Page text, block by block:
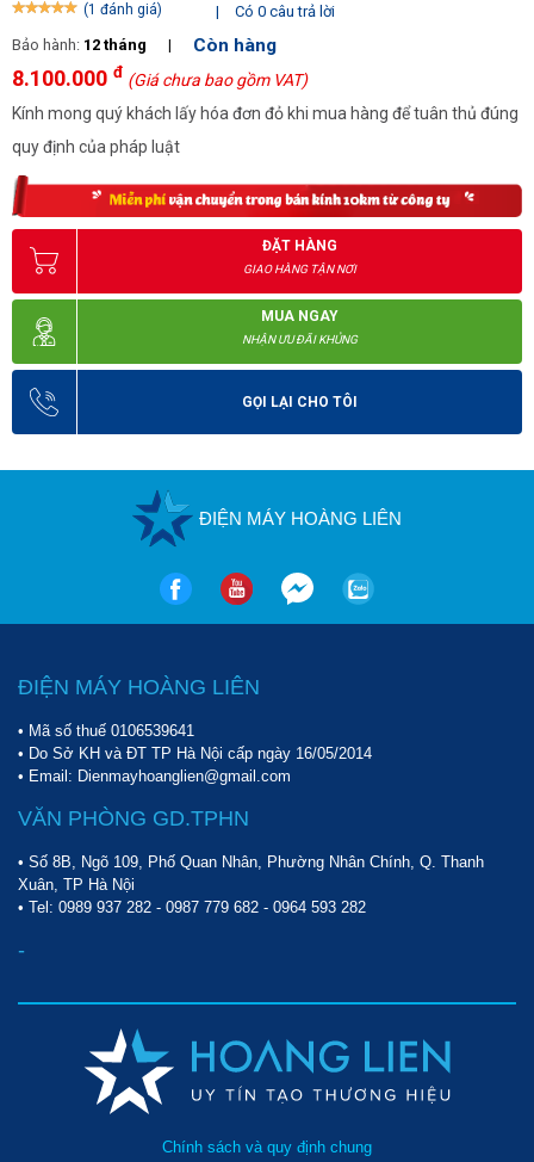
(1 đánh giá) |
Có 0 câu trả lời
Bảo hành: 12 tháng | Còn hàng
8.100.000 đ (Giá chưa bao gồm VAT)
Kính mong quý khách lấy hóa đơn đỏ khi mua hàng để tuân thủ đúng
quy định của pháp luật
ĐẶT HÀNG
GIAO HÀNG TẬN NƠI
MUA NGAY
NHẬN ƯU ĐÃI KHỦNG
GỌI LẠI CHO TÔI
ĐIỆN MÁY HOÀNG LIÊN
ĐIỆN MÁY HOÀNG LIÊN
• Mã số thuế 0106539641
• Do Sở KH và ĐT TP Hà Nội cấp ngày 16/05/2014
• Email: Dienmayhoanglien@gmail.com
VĂN PHÒNG GD.TPHN
• Số 8B, Ngõ 109, Phố Quan Nhân, Phường Nhân Chính, Q. Thanh
Xuân, TP Hà Nội
• Tel: 0989 937 282 - 0987 779 682 - 0964 593 282
-
Chính sách và quy định chung